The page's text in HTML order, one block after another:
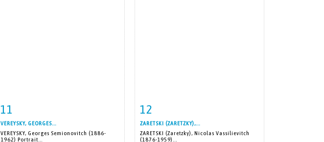
Fiche détaillée
11
VEREYSKY, GEORGES...
VEREYSKY, Georges Semionovitch (1886-
1962) Portrait...
Fiche détaillée
12
ZARETSKI (ZARETZKY),...
ZARETSKI (Zaretzky), Nicolas Vassilievitch
(1876-1959)...